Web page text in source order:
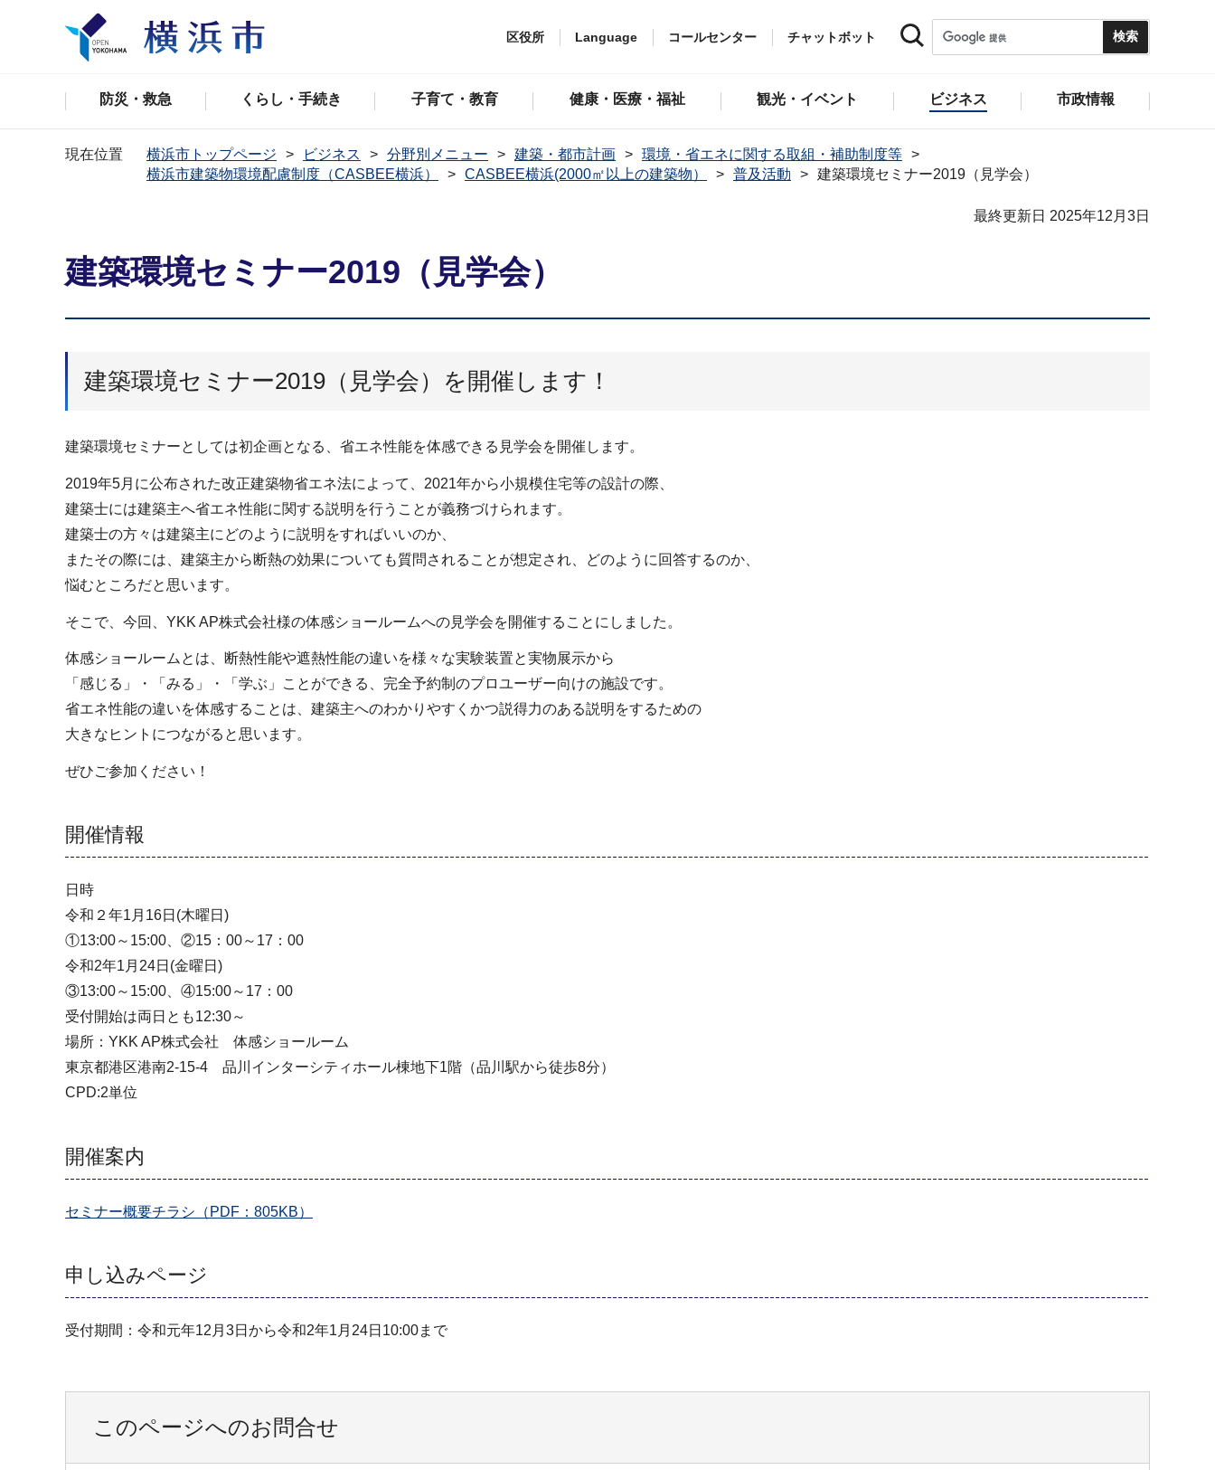
区役所 Language コールセンター チャットボット
防災・救急 くらし・手続き 子育て・教育 健康・医療・福祉 観光・イベント ビジネス 市政情報
現在位置 横浜市トップページ ビジネス 分野別メニュー 建築・都市計画
環境・省エネに関する取組・補助制度等
横浜市建築物環境配慮制度（CASBEE横浜）
CASBEE横浜(2000㎡以上の建築物） 普及活動 建築環境セミナー2019（見学会）
最終更新日 2025年12月3日
建築環境セミナー2019（見学会）
建築環境セミナー2019（見学会）を開催します！
建築環境セミナーとしては初企画となる、省エネ性能を体感できる見学会を開催します。
2019年5月に公布された改正建築物省エネ法によって、2021年から小規模住宅等の設計の際、
建築士には建築主へ省エネ性能に関する説明を行うことが義務づけられます。
建築士の方々は建築主にどのように説明をすればいいのか、
またその際には、建築主から断熱の効果についても質問されることが想定され、どのように回答するのか、
悩むところだと思います。
そこで、今回、YKK AP株式会社様の体感ショールームへの見学会を開催することにしました。
体感ショールームとは、断熱性能や遮熱性能の違いを様々な実験装置と実物展示から
「感じる」・「みる」・「学ぶ」ことができる、完全予約制のプロユーザー向けの施設です。
省エネ性能の違いを体感することは、建築主へのわかりやすくかつ説得力のある説明をするための
大きなヒントにつながると思います。
ぜひご参加ください！
開催情報
日時
令和２年1月16日(木曜日)
①13:00～15:00、②15：00～17：00
令和2年1月24日(金曜日)
③13:00～15:00、④15:00～17：00
受付開始は両日とも12:30～
場所：YKK AP株式会社 体感ショールーム
東京都港区港南2-15-4 品川インターシティホール棟地下1階（品川駅から徒歩8分）
CPD:2単位
開催案内
セミナー概要チラシ（PDF：805KB）
申し込みページ
受付期間：令和元年12月3日から令和2年1月24日10:00まで
このページへのお問合せ